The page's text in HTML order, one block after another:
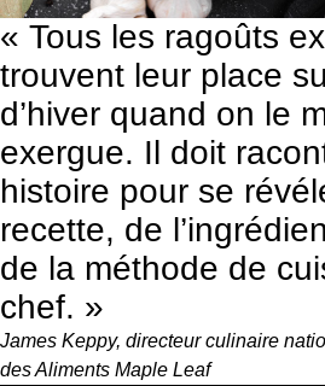
« Tous les ragoûts
trouvent leur place
d’hiver quand on le
exergue. Il doit
histoire pour se
recette, de
de la méthode de
chef. »
James Keppy, directeur culinaire
desAliments Maple Leaf